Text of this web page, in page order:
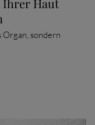
Ihrer Haut
sondern